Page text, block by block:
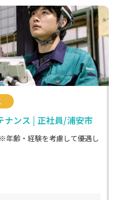
ナンス | 正社員/浦安市
齢・経験を考慮して優遇し